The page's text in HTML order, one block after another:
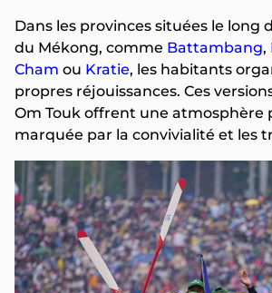
Dans les provinces situées le long
du Mékong, comme Battambang,
Cham ou Kratie, les habitants
propres réjouissances. Ces
Om Touk offrent une atmosphère
marquée par la convivialité et les